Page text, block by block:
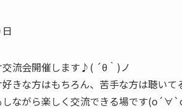
交流会開催します♪( ´θ｀)ノ
好きな方はもちろん、苦手な方は聴いて
しながら楽しく交流できる場です